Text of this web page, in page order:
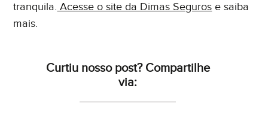
tranquila. Acesse o site da Dimas Seguros e saiba
mais.
Curtiu nosso post? Compartilhe
via: